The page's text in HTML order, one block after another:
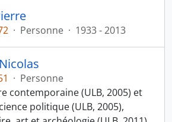
· Personne · 1933 - 2013
· Personne
contemporaine (ULB, 2005) et
politique (ULB, 2005),